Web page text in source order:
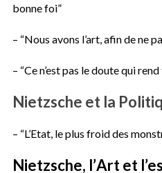
bonne foi”
– “Nous avons l’art, afin de ne
– “Ce n’est pas le doute qui
Nietzsche et la
– “L’Etat, le plus froid des
Nietzsche, l’Art et